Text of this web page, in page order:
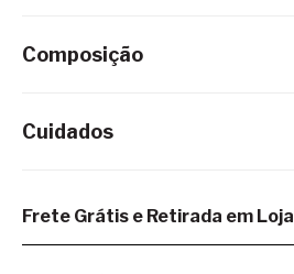
Composição
Cuidados
Frete Grátis e Retirada em Loja